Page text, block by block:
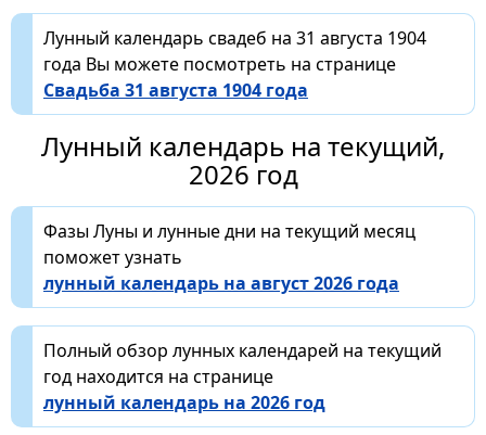
Лунный календарь свадеб на 31 августа 1904
года Вы можете посмотреть на странице
Свадьба 31 августа 1904 года
Лунный календарь на текущий,
2026 год
Фазы Луны и лунные дни на текущий месяц
поможет узнать
лунный календарь на август 2026 года
Полный обзор лунных календарей на текущий
год находится на странице
лунный календарь на 2026 год